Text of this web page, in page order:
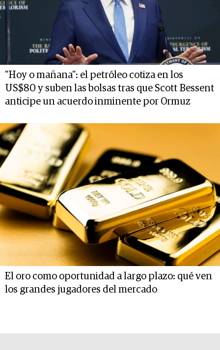
"Hoy o mañana": el petróleo cotiza en los
US$80 y suben las bolsas tras que Scott Bessent
anticipe un acuerdo inminente por Ormuz
El oro como oportunidad a largo plazo: qué ven
los grandes jugadores del mercado